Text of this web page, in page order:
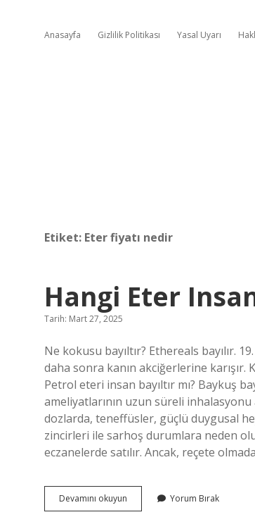
Anasayfa Gizlilik Politikası Yasal Uyarı
Etiket: Eter fiyatı nedir
Hangi Eter
Tarih: Mart 27, 2025
Ne kokusu bayıltır? Ethereals bayılır.
daha sonra kanın akciğerlerine karışır.
Petrol eteri insan bayıltır mı? Baykuş
ameliyatlarının uzun süreli
dozlarda, teneffüsler, güçlü duygusal
zincirleri ile sarhoş durumlara neden
eczanelerde satılır. Ancak, reçete
Devamını okuyun
Eter
Yorum Bırak